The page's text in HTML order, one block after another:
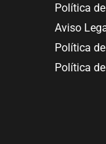
Política
Aviso
Política
Política